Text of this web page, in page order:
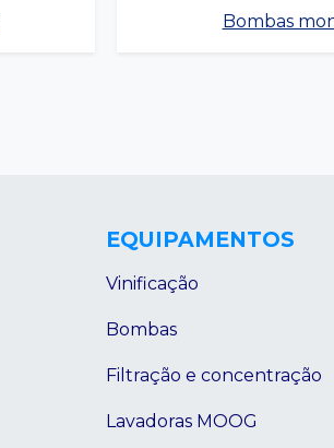
Bombas
EQUIPAMENTOS
Vinificação
Bombas
Filtração e concentração
Lavadoras MOOG